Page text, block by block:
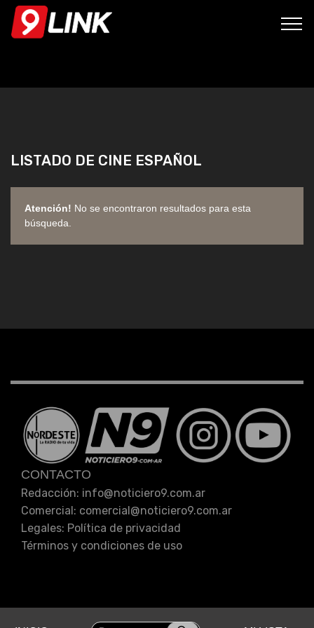
LISTADO DE CINE ESPAÑOL
Atención! No se encontraron resultados para esta
búsqueda.
CONTACTO
Redacción: info@noticiero9.com.ar
Comercial: comercial@noticiero9.com.ar
Legales: Política de privacidad
Términos y condiciones de uso